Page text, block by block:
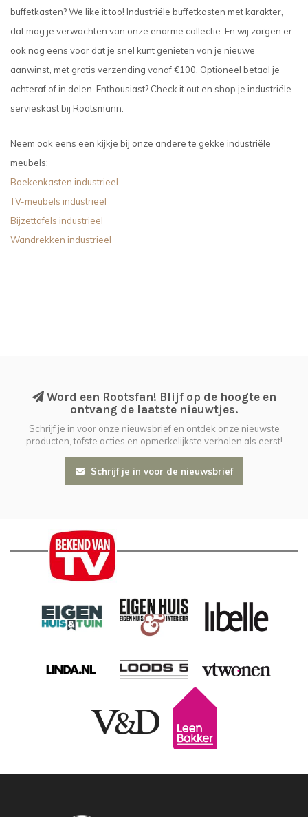
buffetkasten? We like it too! Industriële buffetkasten met karakter,
dat mag je verwachten van onze enorme collectie. En wij zorgen er
ook nog eens voor dat je snel kunt genieten van je nieuwe
aanwinst, met gratis verzending vanaf €100. Optioneel betaal je
achteraf of in delen. Enthousiast? Check it out en shop je industriële
servieskast bij Rootsmann.
Neem ook eens een kijkje bij onze andere te gekke industriële
meubels:
Boekenkasten industrieel
TV-meubels industrieel
Bijzettafels industrieel
Wandrekken industrieel
Word een Rootsfan! Blijf op de hoogte en
ontvang de laatste nieuwtjes.
Schrijf je in voor onze nieuwsbrief en ontdek onze nieuwste
producten, tofste acties en opmerkelijkste verhalen als eerst!
Schrijf je in voor de nieuwsbrief